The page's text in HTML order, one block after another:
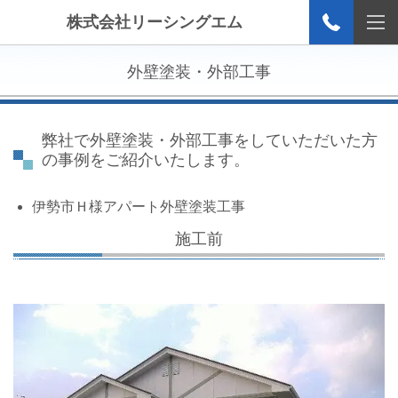
株式会社リーシングエム
外壁塗装・外部工事
弊社で外壁塗装・外部工事をしていただいた方
の事例をご紹介いたします。
伊勢市Ｈ様アパート外壁塗装工事
施工前